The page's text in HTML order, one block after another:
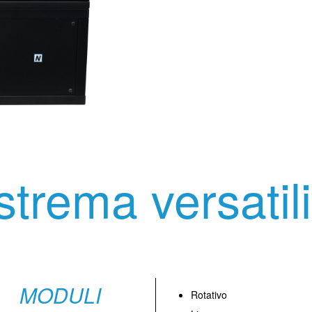
MODULI
Rotativo